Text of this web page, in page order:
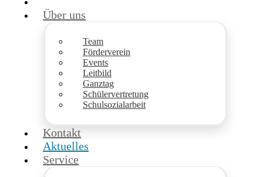
Über uns
Team
Förderverein
Events
Leitbild
Ganztag
Schülervertretung
Schulsozialarbeit
Kontakt
Aktuelles
Service